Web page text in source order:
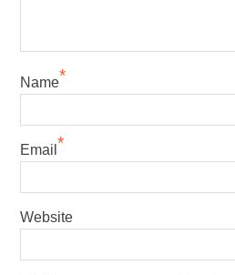
Name*
Email *
Website